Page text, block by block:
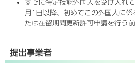
すでに特定技能外国人を受け入れ
月1日以降、初めてこの外国人に
たは在留期間更新許可申請を行う前
提出事業者